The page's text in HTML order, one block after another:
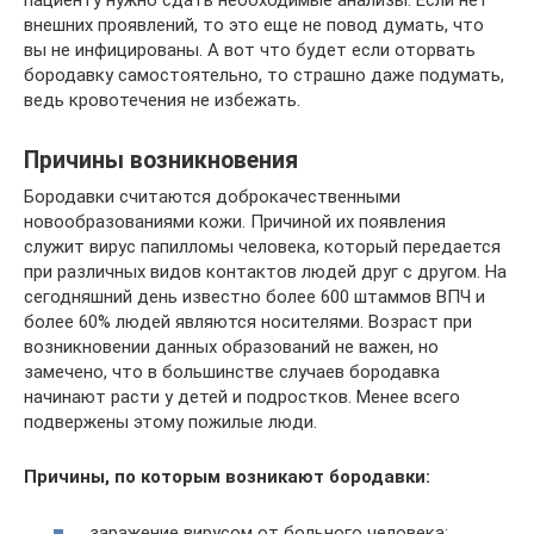
внешних проявлений, то это еще не повод думать, что
вы не инфицированы. А вот что будет если оторвать
бородавку самостоятельно, то страшно даже подумать,
ведь кровотечения не избежать.
Причины возникновения
Бородавки считаются доброкачественными
новообразованиями кожи. Причиной их появления
служит вирус папилломы человека, который передается
при различных видов контактов людей друг с другом. На
сегодняшний день известно более 600 штаммов ВПЧ и
более 60% людей являются носителями. Возраст при
возникновении данных образований не важен, но
замечено, что в большинстве случаев бородавка
начинают расти у детей и подростков. Менее всего
подвержены этому пожилые люди.
Причины, по которым возникают бородавки: